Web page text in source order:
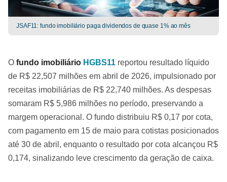
JSAF11: fundo imobiliário paga dividendos de quase 1% ao mês
O fundo imobiliário HGBS11 reportou resultado líquido
de R$ 22,507 milhões em abril de 2026, impulsionado por
receitas imobiliárias de R$ 22,740 milhões. As despesas
somaram R$ 5,986 milhões no período, preservando a
margem operacional. O fundo distribuiu R$ 0,17 por cota,
com pagamento em 15 de maio para cotistas posicionados
até 30 de abril, enquanto o resultado por cota alcançou R$
0,174, sinalizando leve crescimento da geração de caixa.